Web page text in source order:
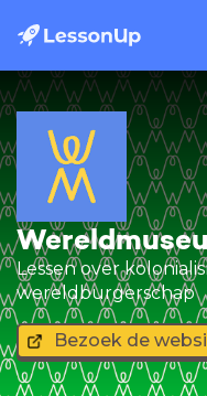
Lessen over
wereldburgerschap
Bezoek de